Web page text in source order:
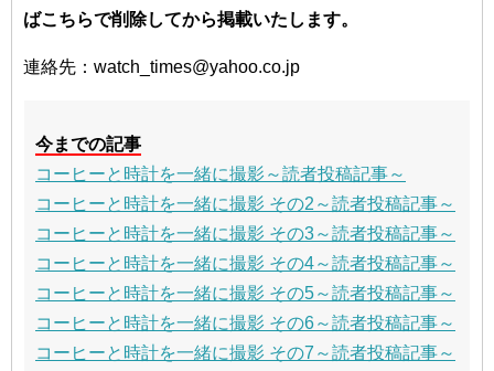
ばこちらで削除してから掲載いたします。
連絡先：watch_times@yahoo.co.jp
今までの記事
コーヒーと時計を一緒に撮影～読者投稿記事～
コーヒーと時計を一緒に撮影 その2～読者投稿記事～
コーヒーと時計を一緒に撮影 その3～読者投稿記事～
コーヒーと時計を一緒に撮影 その4～読者投稿記事～
コーヒーと時計を一緒に撮影 その5～読者投稿記事～
コーヒーと時計を一緒に撮影 その6～読者投稿記事～
コーヒーと時計を一緒に撮影 その7～読者投稿記事～